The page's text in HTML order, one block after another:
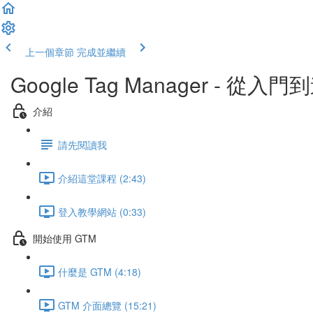
上一個章節 完成並繼續
Google Tag Manager - 從入門
介紹
請先閱讀我
介紹這堂課程 (2:43)
登入教學網站 (0:33)
開始使用 GTM
什麼是 GTM (4:18)
GTM 介面總覽 (15:21)